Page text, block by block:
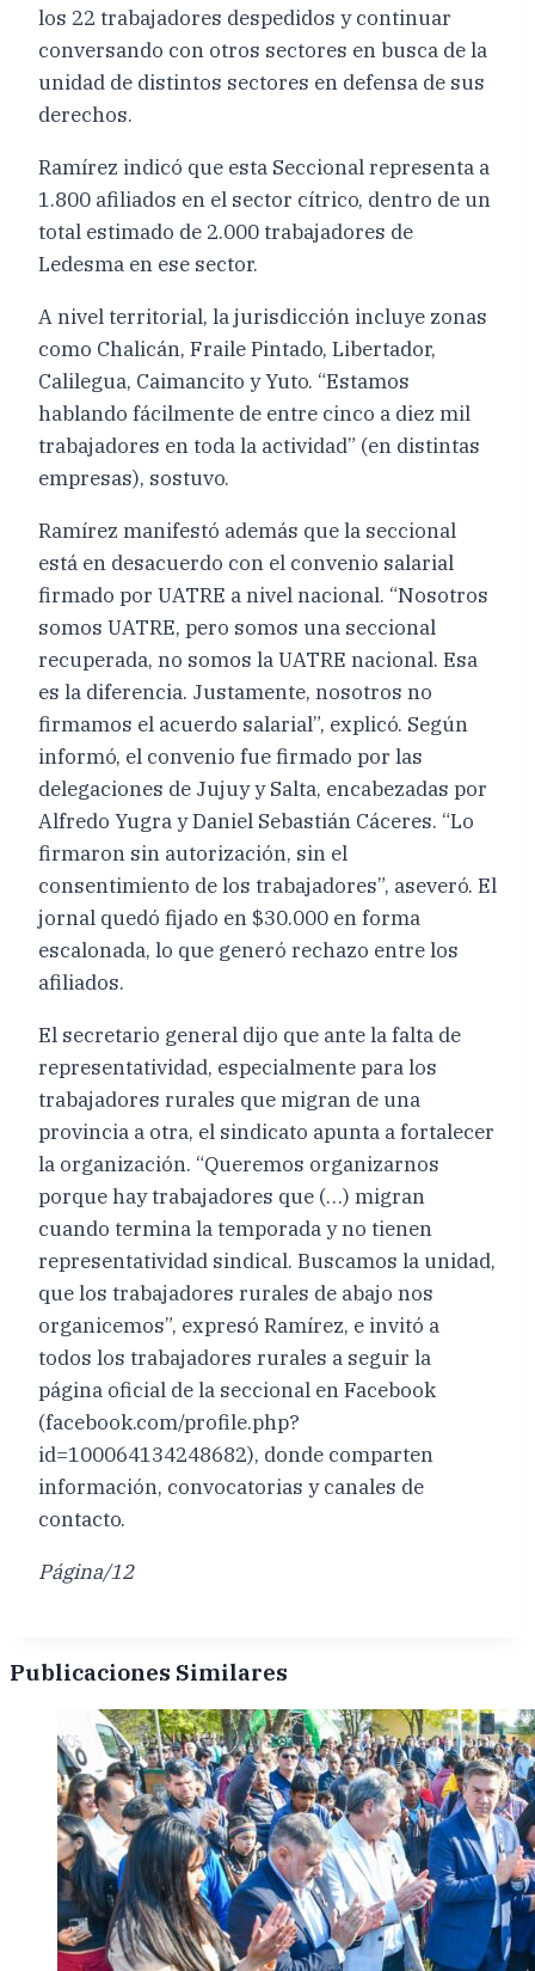
los 22 trabajadores despedidos y continuar
conversando con otros sectores en busca de la
unidad de distintos sectores en defensa de sus
derechos.
Ramírez indicó que esta Seccional representa a
1.800 afiliados en el sector cítrico, dentro de un
total estimado de 2.000 trabajadores de
Ledesma en ese sector.
A nivel territorial, la jurisdicción incluye zonas
como Chalicán, Fraile Pintado, Libertador,
Calilegua, Caimancito y Yuto. “Estamos
hablando fácilmente de entre cinco a diez mil
trabajadores en toda la actividad” (en distintas
empresas), sostuvo.
Ramírez manifestó además que la seccional
está en desacuerdo con el convenio salarial
firmado por UATRE a nivel nacional. “Nosotros
somos UATRE, pero somos una seccional
recuperada, no somos la UATRE nacional. Esa
es la diferencia. Justamente, nosotros no
firmamos el acuerdo salarial”, explicó. Según
informó, el convenio fue firmado por las
delegaciones de Jujuy y Salta, encabezadas por
Alfredo Yugra y Daniel Sebastián Cáceres. “Lo
firmaron sin autorización, sin el
consentimiento de los trabajadores”, aseveró. El
jornal quedó fijado en $30.000 en forma
escalonada, lo que generó rechazo entre los
afiliados.
El secretario general dijo que ante la falta de
representatividad, especialmente para los
trabajadores rurales que migran de una
provincia a otra, el sindicato apunta a fortalecer
la organización. “Queremos organizarnos
porque hay trabajadores que (…) migran
cuando termina la temporada y no tienen
representatividad sindical. Buscamos la unidad,
que los trabajadores rurales de abajo nos
organicemos”, expresó Ramírez, e invitó a
todos los trabajadores rurales a seguir la
página oficial de la seccional en Facebook
(facebook.com/profile.php?
id=100064134248682), donde comparten
información, convocatorias y canales de
contacto.
Página/12
Publicaciones Similares